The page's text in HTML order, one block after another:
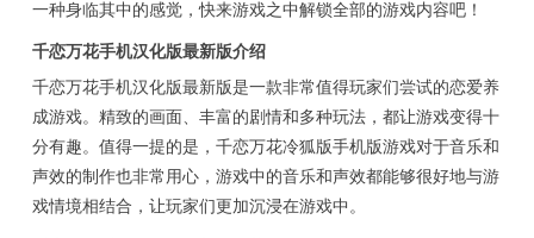
一种身临其中的感觉，快来游戏之中解锁全部的游戏内容吧！
千恋万花手机汉化版最新版介绍
千恋万花手机汉化版最新版是一款非常值得玩家们尝试的恋爱养
成游戏。精致的画面、丰富的剧情和多种玩法，都让游戏变得十
分有趣。值得一提的是，千恋万花冷狐版手机版游戏对于音乐和
声效的制作也非常用心，游戏中的音乐和声效都能够很好地与游
戏情境相结合，让玩家们更加沉浸在游戏中。